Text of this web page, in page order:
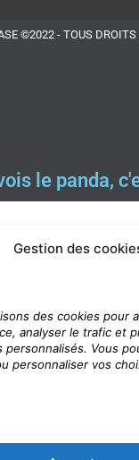
Gestion des
des cookies pour
analyser le trafic et
personnalisés. Vous
personnaliser vos
©2022 - TOUS DROITS
le panda,